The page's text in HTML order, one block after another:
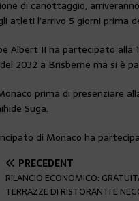
di canottaggio,
atleti l’arrivo 5 giorni prima
Albert II ha partecipato
2032 a Brisberne ma si è
prima di presenziare
Suga.
di Monaco ha
PRÉCÉDENT
RILANCIO ECONOMICO:
TERRAZZE DI RISTORANTI E